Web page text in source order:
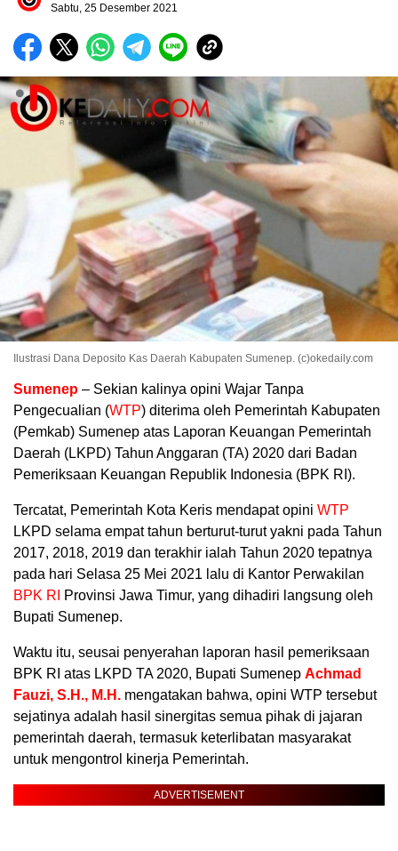
Sabtu, 25 Desember 2021
Ilustrasi Dana Deposito Kas Daerah Kabupaten Sumenep. (c)okedaily.com
Sumenep – Sekian kalinya opini Wajar Tanpa
Pengecualian (WTP) diterima oleh Pemerintah Kabupaten
(Pemkab) Sumenep atas Laporan Keuangan Pemerintah
Daerah (LKPD) Tahun Anggaran (TA) 2020 dari Badan
Pemeriksaan Keuangan Republik Indonesia (BPK RI).
Tercatat, Pemerintah Kota Keris mendapat opini WTP
LKPD selama empat tahun berturut-turut yakni pada Tahun
2017, 2018, 2019 dan terakhir ialah Tahun 2020 tepatnya
pada hari Selasa 25 Mei 2021 lalu di Kantor Perwakilan
BPK RI
Provinsi Jawa Timur, yang dihadiri langsung oleh
Bupati Sumenep.
Waktu itu, seusai penyerahan laporan hasil pemeriksaan
BPK RI atas LKPD TA 2020, Bupati Sumenep Achmad
Fauzi, S.H., M.H. mengatakan bahwa, opini WTP tersebut
sejatinya adalah hasil sinergitas semua pihak di jajaran
pemerintah daerah, termasuk keterlibatan masyarakat
untuk mengontrol kinerja Pemerintah.
ADVERTISEMENT